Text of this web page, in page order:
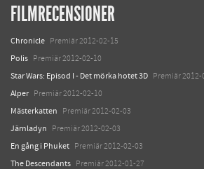
FILMRECENSIONER
Chronicle Premiär 2012-02-15
Polis Premiär 2012-02-10
Star Wars: Episod I - Det mörka hotet 3D Premiär 2012-
Alper Premiär 2012-02-10
Mästerkatten Premiär 2012-02-03
Järnladyn Premiär 2012-02-03
En gång i Phuket Premiär 2012-02-03
The Descendants Premiär 2012-01-27